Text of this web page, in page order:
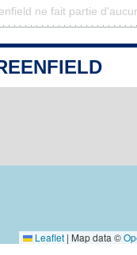
ne fait partie
Leaflet | Map data ©